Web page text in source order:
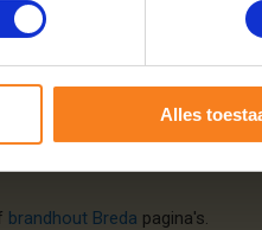
Alles
tot aan je voordeur.
voor levering ontvang je een
brandhout Breda pagina's.